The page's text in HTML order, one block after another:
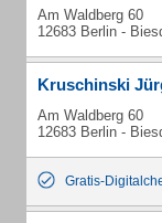
Am Waldberg 60
12683 Berlin -
Kruschinski
Am Waldberg 60
12683 Berlin -
Gratis-